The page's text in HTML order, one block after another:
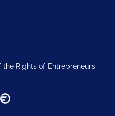
Rights of Entrepreneurs